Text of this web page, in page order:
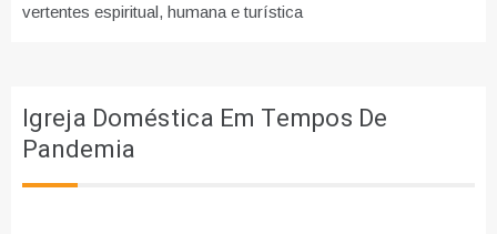
vertentes espiritual, humana e turística
Igreja Doméstica Em Tempos De
Pandemia